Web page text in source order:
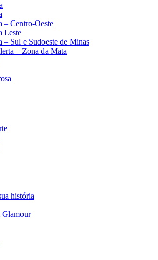
– Centro-Oeste
Leste
– Sul e Sudoeste de Minas
– Zona da Mata
história
Glamour